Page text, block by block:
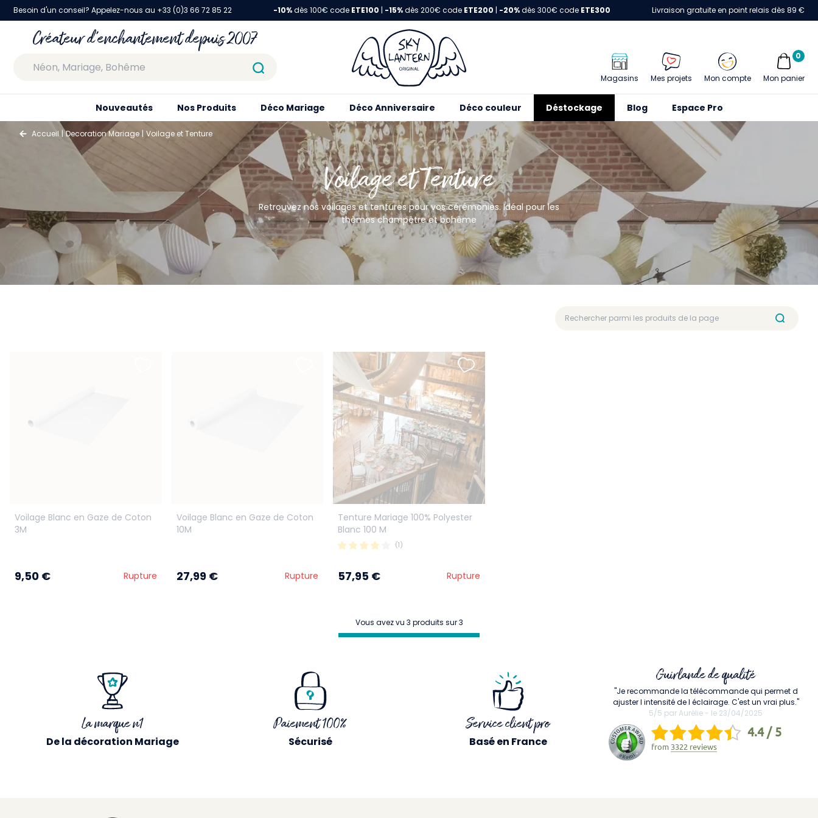
Besoin d'un conseil? Appelez-nous au +33 (0)3 66 72 85 22 -10%dès 100€ code ETE100 | -15%dès 200€ code ETE200 | -20%dès 300€ code ETE300 Livraison gratuite en point relais dès 89 €
Créateur d'enchantement depuis 2007
Magasins Mes projets Mon compte Mon panier
0
Nouveautés Nos Produits Déco Mariage Déco Anniversaire Déco couleur Déstockage Blog Espace Pro
Accueil Decoration Mariage Voilage et Tenture
Voilage et Tenture
Retrouvez nos voilages et tentures pour vos cérémonies. Idéal pour les
thèmes champêtre et bohème
Voilage Blanc en Gaze de Coton
3M
9,50 € Rupture
Voilage Blanc en Gaze de Coton
10M
27,99 € Rupture
Tenture Mariage 100% Polyester
Blanc 100 M
(1)
57,95 € Rupture
Vous avez vu 3 produits sur 3
La marque n1
De la décoration Mariage
Paiement 100%
Sécurisé
Service client pro
Basé en France
Guirlande de qualité
"Je recommande la télécommande qui permet d
ajuster l intensité de l éclairage. C'est un vrai plus."
5/5 par Aurélie - le 23/04/2025
4.4 / 5
from 3322 reviews